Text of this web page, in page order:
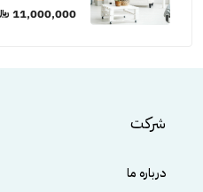
11,000,000 ﷼
شرکت
درباره ما